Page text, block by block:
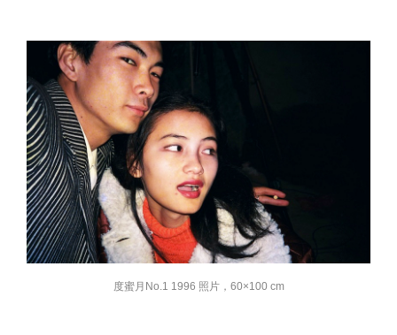
度蜜月No.1 1996 照片，60×100 cm